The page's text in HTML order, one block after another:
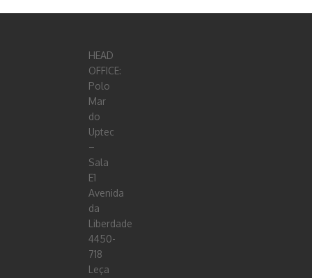
HEAD
OFFICE:
Polo
Mar
do
Uptec
–
Sala
E1
Avenida
da
Liberdade
4450-
718
Leça